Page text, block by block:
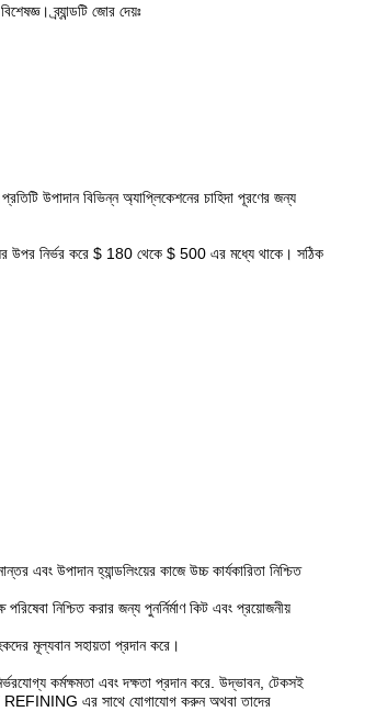
ব্র্যান্ডটি জোর দেয়ঃ
উপাদান বিভিন্ন অ্যাপ্লিকেশনের চাহিদা পূরণের জন্য
উপর নির্ভর করে $ 180 থেকে $ 500 এর মধ্যে থাকে। সঠিক
উপাদান হ্যান্ডলিংয়ের কাজে উচ্চ কার্যকারিতা নিশ্চিত
নিশ্চিত করার জন্য পুনর্নির্মাণ কিট এবং প্রয়োজনীয়
মূল্যবান সহায়তা প্রদান করে।
কর্মক্ষমতা এবং দক্ষতা প্রদান করে. উদ্ভাবন, টেকসই
REFINING এর সাথে যোগাযোগ করুন অথবা তাদের